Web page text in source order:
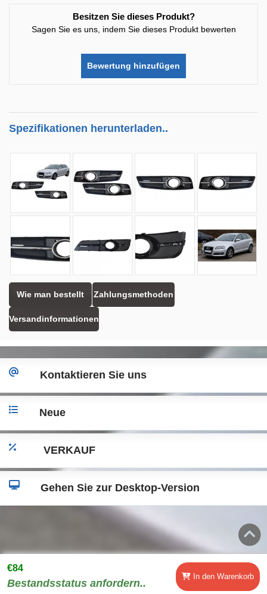
Besitzen Sie dieses Produkt?
Sagen Sie es uns, indem Sie dieses Produkt bewerten
Bewertung hinzufügen
Spezifikationen herunterladen..
Wie man bestellt Zahlungsmethoden
Versandinformationen
€84
Bestandsstatus anfordern..
In den Warenkorb
Kontaktieren Sie uns
Neue
VERKAUF
Gehen Sie zur Desktop-Version